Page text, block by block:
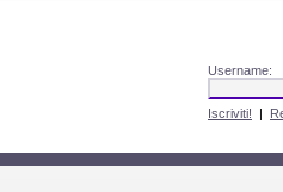
Username:
Iscriviti! |